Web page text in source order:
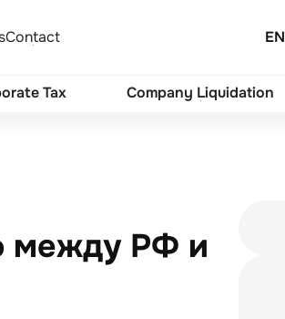
между РФ и
Contact EN
Tax Company Liquidation